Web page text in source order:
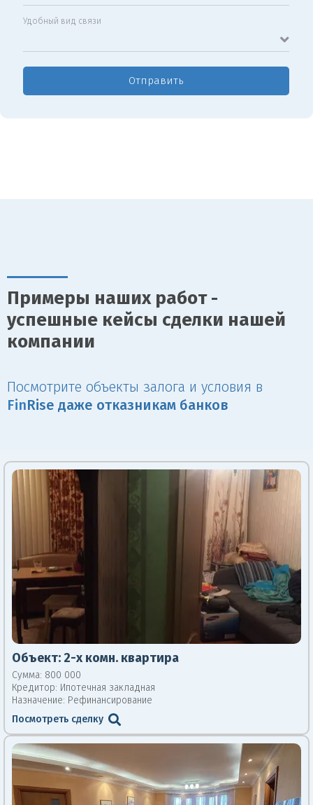
Удобный вид связи
Отправить
Примеры наших работ -
успешные кейсы сделки нашей
компании
Посмотрите объекты залога и условия в
Fin Rise даже отказникам банков
Объект: 2-х комн. квартира
Сумма: 800 000
Кредитор: Ипотечная закладная
Назначение: Рефинансирование
Посмотреть сделку